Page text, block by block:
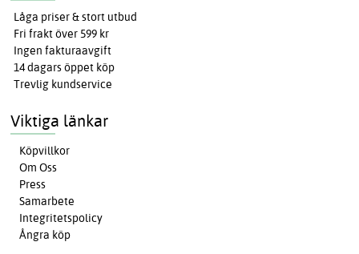
Låga priser & stort utbud
Fri frakt över 599 kr
Ingen fakturaavgift
14 dagars öppet köp
Trevlig kundservice
Viktiga länkar
Köpvillkor
Om Oss
Press
Samarbete
Integritetspolicy
Ångra köp